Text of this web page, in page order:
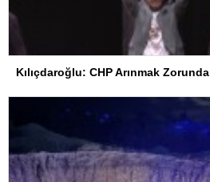
Kılıçdaroğlu: CHP Arınmak Zorunda